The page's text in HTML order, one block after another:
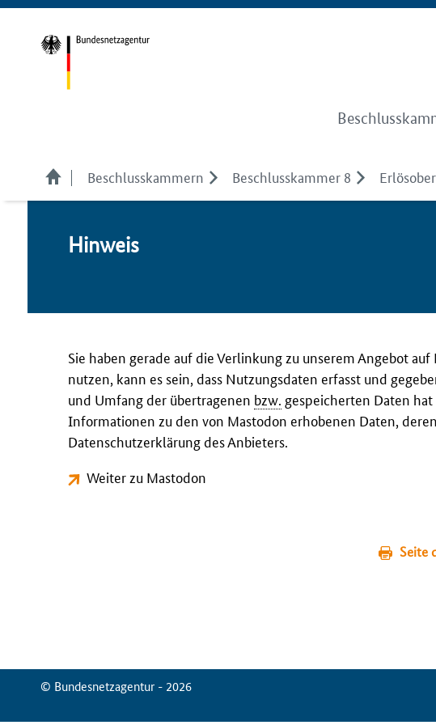
Beschlusskammern Beschlusskammer 8
Hin­weis
Sie haben gerade auf die Verlinkung zu unserem Angebot
nutzen, kann es sein, dass Nutzungsdaten erfasst und
und Umfang der übertragenen bzw. gespeicherten Daten
Informationen zu den von Mastodon erhobenen Daten,
Datenschutzerklärung des Anbieters.
Weiter zu Mastodon
Seite
© Bundesnetzagentur - 2026